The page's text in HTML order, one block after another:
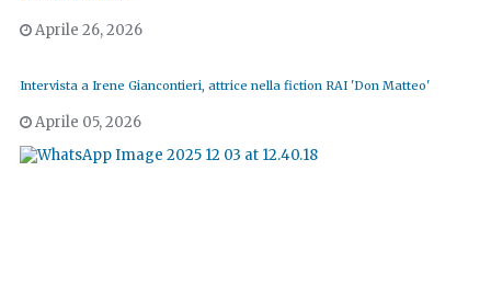
Aprile 26, 2026
Intervista a Irene Giancontieri, attrice nella fiction RAI 'Don Matteo'
Aprile 05, 2026